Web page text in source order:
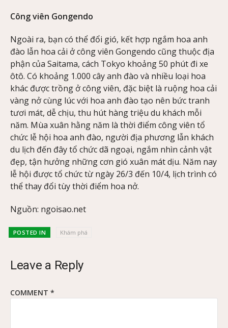
Công viên Gongendo
Ngoài ra, bạn có thể đổi gió, kết hợp ngắm hoa anh
đào lẫn hoa cải ở công viên Gongendo cũng thuộc địa
phận của Saitama, cách Tokyo khoảng 50 phút đi xe
ôtô. Có khoảng 1.000 cây anh đào và nhiều loại hoa
khác được trồng ở công viên, đặc biệt là ruộng hoa cải
vàng nở cùng lúc với hoa anh đào tạo nên bức tranh
tươi mát, dễ chịu, thu hút hàng triệu du khách mỗi
năm. Mùa xuân hằng năm là thời điểm công viên tổ
chức lễ hội hoa anh đào, người địa phương lẫn khách
du lịch đến đây tổ chức dã ngoại, ngắm nhìn cảnh vật
đẹp, tận hưởng những cơn gió xuân mát dịu. Năm nay
lễ hội được tổ chức từ ngày 26/3 đến 10/4, lịch trình có
thể thay đổi tùy thời điểm hoa nở.
Nguồn: ngoisao.net
POSTED IN Khám phá
Leave a Reply
COMMENT *